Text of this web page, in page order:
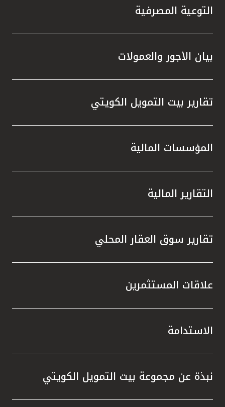
التوعية المصرفية
بيان الأجور والعمولات
تقارير بيت التمويل الكويتي
المؤسسات المالية
التقارير المالية
تقارير سوق العقار المحلي
علاقات المستثمرين
الاستدامة
نبذة عن مجموعة بيت التمويل الكويتي